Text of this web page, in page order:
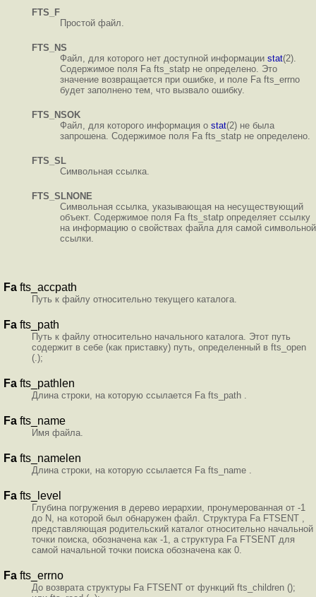
FTS_F
Простой файл.
FTS_NS
Файл, для которого нет доступной информации stat(2).
Содержимое поля Fa fts_statp не определено. Это
значение возвращается при ошибке, и поле Fa fts_errno
будет заполнено тем, что вызвало ошибку.
FTS_NSOK
Файл, для которого информация о stat(2) не была
запрошена. Содержимое поля Fa fts_statp не определено.
FTS_SL
Символьная ссылка.
FTS_SLNONE
Символьная ссылка, указывающая на несуществующий
объект. Содержимое поля Fa fts_statp определяет ссылку
на информацию о свойствах файла для самой символьной
ссылки.
Fa fts_accpath
Путь к файлу относительно текущего каталога.
Fa fts_path
Путь к файлу относительно начального каталога. Этот путь
содержит в себе (как приставку) путь, определенный в fts_open
(.);
Fa fts_pathlen
Длина строки, на которую ссылается Fa fts_path .
Fa fts_name
Имя файла.
Fa fts_namelen
Длина строки, на которую ссылается Fa fts_name .
Fa fts_level
Глубина погружения в дерево иерархии, пронумерованная от -1
до N, на которой был обнаружен файл. Структура Fa FTSENT ,
представляющая родительский каталог относительно начальной
точки поиска, обозначена как -1, а структура Fa FTSENT для
самой начальной точки поиска обозначена как 0.
Fa fts_errno
До возврата структуры Fa FTSENT от функций fts_children ();